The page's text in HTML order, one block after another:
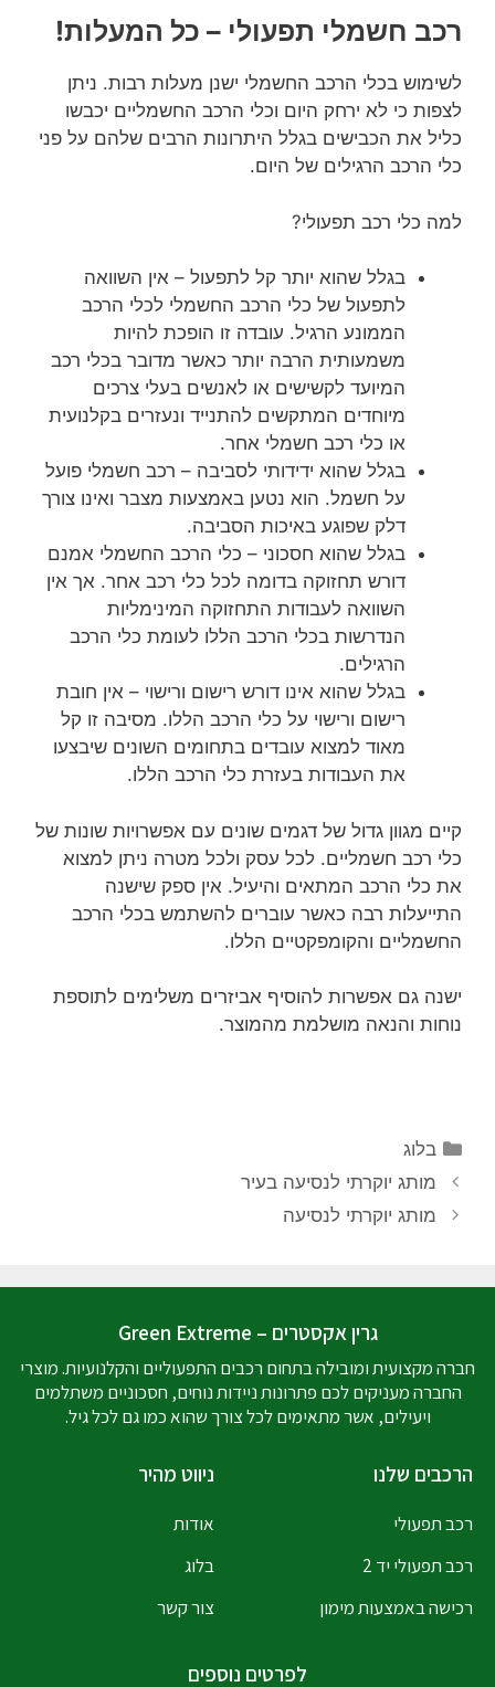
רכב חשמלי תפעולי – כל המעלות!
לשימוש בכלי הרכב החשמלי ישנן מעלות רבות. ניתן
לצפות כי לא ירחק היום וכלי הרכב החשמליים יכבשו
כליל את הכבישים בגלל היתרונות הרבים שלהם על פני
כלי הרכב הרגילים של היום.
למה כלי רכב תפעולי?
בגלל שהוא יותר קל לתפעול – אין השוואה
לתפעול של כלי הרכב החשמלי לכלי הרכב
הממונע הרגיל. עובדה זו הופכת להיות
משמעותית הרבה יותר כאשר מדובר בכלי רכב
המיועד לקשישים או לאנשים בעלי צרכים
מיוחדים המתקשים להתנייד ונעזרים בקלנועית
או כלי רכב חשמלי אחר.
בגלל שהוא ידידותי לסביבה – רכב חשמלי פועל
על חשמל. הוא נטען באמצעות מצבר ואינו צורך
דלק שפוגע באיכות הסביבה.
בגלל שהוא חסכוני – כלי הרכב החשמלי אמנם
דורש תחזוקה בדומה לכל כלי רכב אחר. אך אין
השוואה לעבודות התחזוקה המינימליות
הנדרשות בכלי הרכב הללו לעומת כלי הרכב
הרגילים.
בגלל שהוא אינו דורש רישום ורישוי – אין חובת
רישום ורישוי על כלי הרכב הללו. מסיבה זו קל
מאוד למצוא עובדים בתחומים השונים שיבצעו
את העבודות בעזרת כלי הרכב הללו.
קיים מגוון גדול של דגמים שונים עם אפשרויות שונות של
כלי רכב חשמליים. לכל עסק ולכל מטרה ניתן למצוא
את כלי הרכב המתאים והיעיל. אין ספק שישנה
התייעלות רבה כאשר עוברים להשתמש בכלי הרכב
החשמליים והקומפקטיים הללו.
ישנה גם אפשרות להוסיף אביזרים משלימים לתוספת
נוחות והנאה מושלמת מהמוצר.
בלוג
מותג יוקרתי לנסיעה בעיר
מותג יוקרתי לנסיעה
גרין אקסטרים – Green Extreme
חברה מקצועית ומובילה בתחום רכבים התפעוליים והקלנועיות. מוצרי
החברה מעניקים לכם פתרונות ניידות נוחים, חסכוניים משתלמים
ויעילים, אשר מתאימים לכל צורך שהוא כמו גם לכל גיל.
הרכבים שלנו
רכב תפעולי
רכב תפעולי יד 2
רכישה באמצעות מימון
ניווט מהיר
אודות
בלוג
צור קשר
לפרטים נוספים